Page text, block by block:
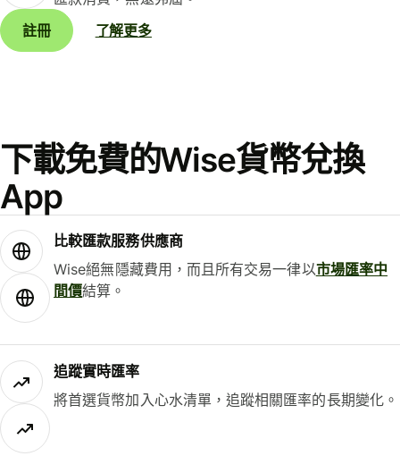
註冊
了解更多
下載免費的Wise貨幣兌換
App
比較匯款服務供應商
Wise絕無隱藏費用，而且所有交易一律以市場匯率中
間價結算。
追蹤實時匯率
將首選貨幣加入心水清單，追蹤相關匯率的長期變化。